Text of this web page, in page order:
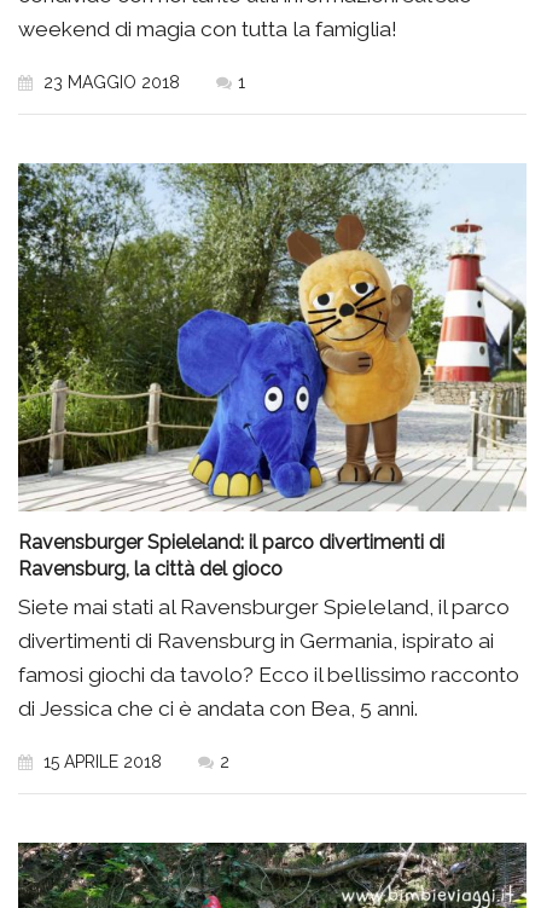
weekend di magia con tutta la famiglia!
23 MAGGIO 2018 1
Ravensburger Spieleland: il parco divertimenti di
Ravensburg, la città del gioco
Siete mai stati al Ravensburger Spieleland, il parco
divertimenti di Ravensburg in Germania, ispirato ai
famosi giochi da tavolo? Ecco il bellissimo racconto
di Jessica che ci è andata con Bea, 5 anni.
15 APRILE 2018 2